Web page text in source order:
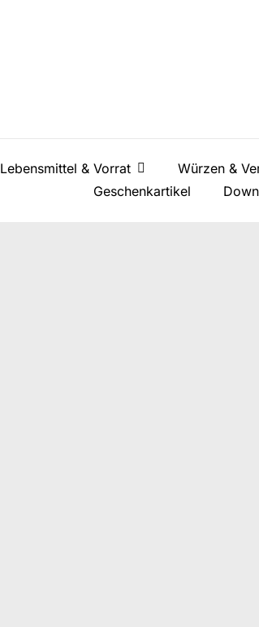
Lebensmittel & Vorrat Würzen &
Geschenkartikel